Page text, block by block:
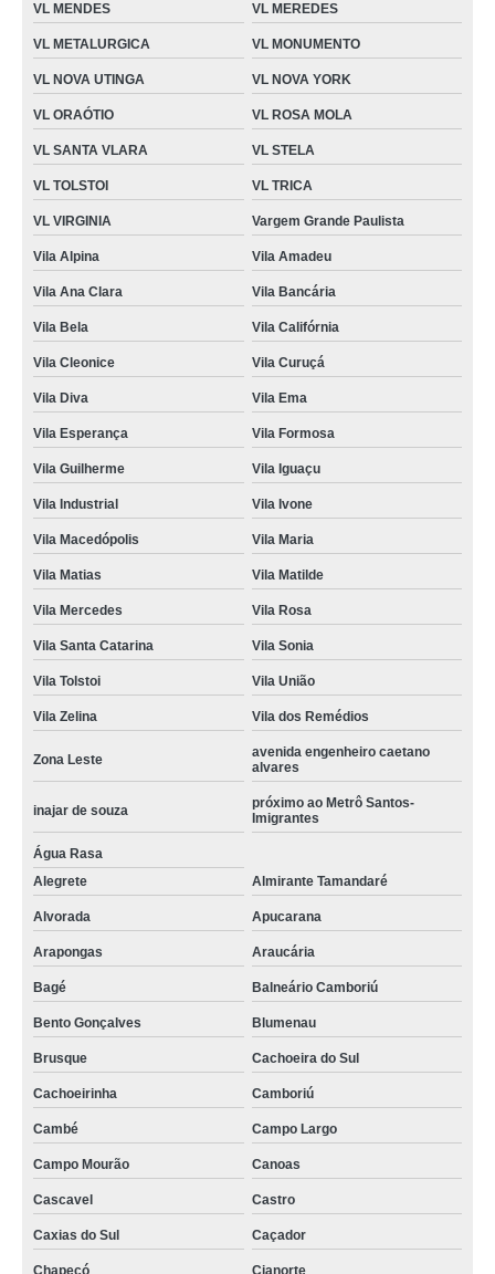
VL MENDES VL MEREDES
VL METALURGICA VL MONUMENTO
VL NOVA UTINGA VL NOVA YORK
VL ORAÓTIO VL ROSA MOLA
VL SANTA VLARA VL STELA
VL TOLSTOI VL TRICA
VL VIRGINIA Vargem Grande Paulista
Vila Alpina Vila Amadeu
Vila Ana Clara Vila Bancária
Vila Bela Vila Califórnia
Vila Cleonice Vila Curuçá
Vila Diva Vila Ema
Vila Esperança Vila Formosa
Vila Guilherme Vila Iguaçu
Vila Industrial Vila Ivone
Vila Macedópolis Vila Maria
Vila Matias Vila Matilde
Vila Mercedes Vila Rosa
Vila Santa Catarina Vila Sonia
Vila Tolstoi Vila União
Vila Zelina Vila dos Remédios
Zona Leste
avenida engenheiro caetano
alvares
inajar de souza
próximo ao Metrô Santos-
Imigrantes
Água Rasa
Alegrete
Almirante Tamandaré
Alvorada Apucarana
Arapongas Araucária
Bagé Balneário Camboriú
Bento Gonçalves Blumenau
Brusque Cachoeira do Sul
Cachoeirinha Camboriú
Cambé Campo Largo
Campo Mourão Canoas
Cascavel Castro
Caxias do Sul Caçador
Chapecó Cianorte